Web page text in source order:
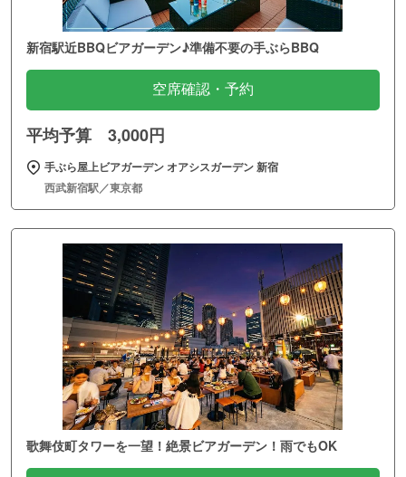
新宿駅近BBQビアガーデン♪準備不要の手ぶらBBQ
空席確認・予約
平均予算 3,000円
手ぶら屋上ビアガーデン オアシスガーデン 新宿
西武新宿駅／東京都
歌舞伎町タワーを一望！絶景ビアガーデン！雨でもOK